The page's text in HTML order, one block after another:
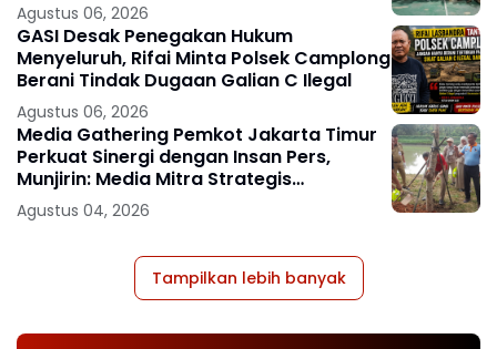
Agustus 06, 2026
GASI Desak Penegakan Hukum
Menyeluruh, Rifai Minta Polsek Camplong
Berani Tindak Dugaan Galian C Ilegal
Agustus 06, 2026
Media Gathering Pemkot Jakarta Timur
Perkuat Sinergi dengan Insan Pers,
Munjirin: Media Mitra Strategis
Pembangunan
Agustus 04, 2026
Tampilkan lebih banyak